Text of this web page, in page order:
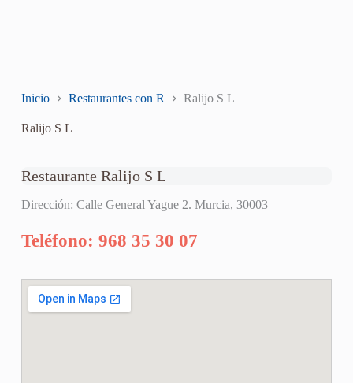
Inicio Restaurantes con R Ralijo S L
Ralijo S L
Restaurante Ralijo S L
Dirección: Calle General Yague 2. Murcia, 30003
Teléfono: 968 35 30 07